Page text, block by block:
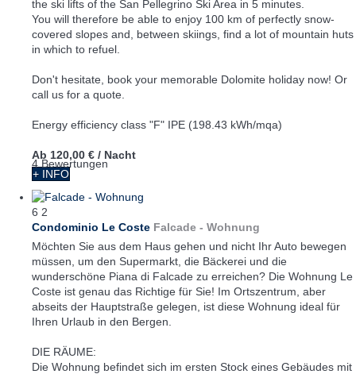
the ski lifts of the San Pellegrino Ski Area in 5 minutes.
You will therefore be able to enjoy 100 km of perfectly snow-
covered slopes and, between skiings, find a lot of mountain huts
in which to refuel.
Don't hesitate, book your memorable Dolomite holiday now! Or
call us for a quote.
Energy efficiency class "F" IPE (198.43 kWh/mqa)
4 Bewertungen
Ab 120,00 € / Nacht
+ INFO
6 2
Condominio Le Coste Falcade - Wohnung
Möchten Sie aus dem Haus gehen und nicht Ihr Auto bewegen
müssen, um den Supermarkt, die Bäckerei und die
wunderschöne Piana di Falcade zu erreichen? Die Wohnung Le
Coste ist genau das Richtige für Sie! Im Ortszentrum, aber
abseits der Hauptstraße gelegen, ist diese Wohnung ideal für
Ihren Urlaub in den Bergen.
DIE RÄUME:
Die Wohnung befindet sich im ersten Stock eines Gebäudes mit